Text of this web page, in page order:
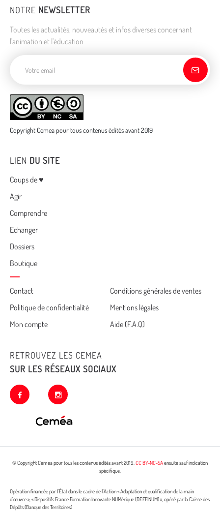
NOTRE NEWSLETTER
Toutes les actualités, nouveautés et infos diverses concernant
l'animation et l'éducation
Copyright Cemea pour tous contenus édités avant 2019
LIEN DU SITE
Menu
Coups de ♥
Agir
Comprendre
Echanger
Dossiers
Boutique
Cemea
footer
Contact
Conditions générales de ventes
Politique de confidentialité
Mentions légales
Mon compte
Aide (F.A.Q)
RETROUVEZ LES CEMEA
SUR LES RÉSEAUX SOCIAUX
facebook instagram
© Copyright Cemea pour tous les contenus édités avant 2019.CC BY-NC-SAensuite sauf indication
spécifique.
Opération financée par l’État dans le cadre de l’Action « Adaptation et qualification de la main
d’œuvre », « Dispositifs France Formation Innovante NUMérique (DEFFINUM) », opéré par la Caisse des
Dépôts (Banque des Territoires)